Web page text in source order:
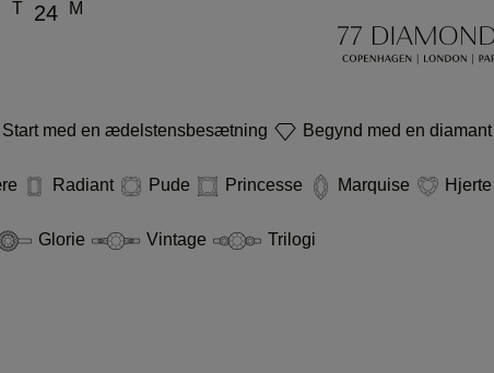
T 24
M
Start med en ædelstensbesætning Begynd med en diamant
Radiant Pude Princesse Marquise Hjerte
Glorie Vintage
Trilogi